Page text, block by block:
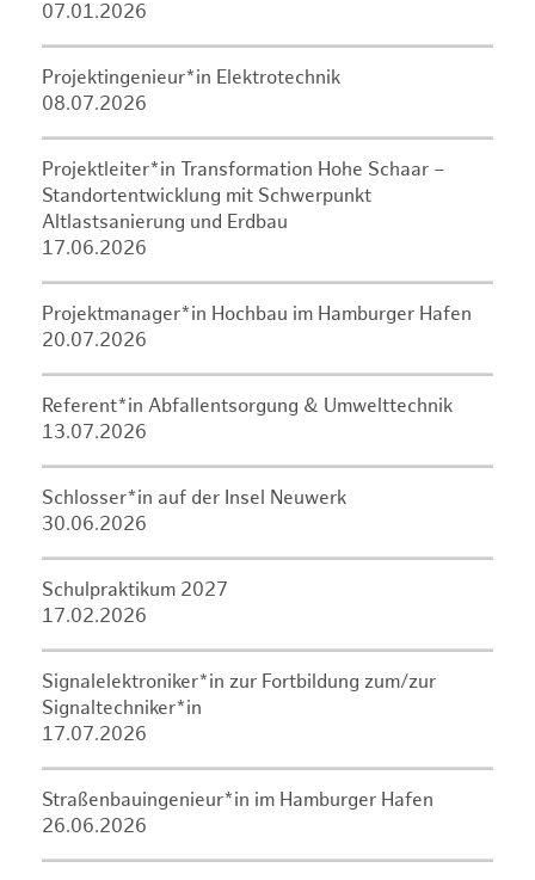
07.01.2026
Projektingenieur*in Elektrotechnik
08.07.2026
Projektleiter*in Transformation Hohe Schaar –
Standortentwicklung mit Schwerpunkt
Altlastsanierung und Erdbau
17.06.2026
Projektmanager*in Hochbau im Hamburger Hafen
20.07.2026
Referent*in Abfallentsorgung & Umwelttechnik
13.07.2026
Schlosser*in auf der Insel Neuwerk
30.06.2026
Schulpraktikum 2027
17.02.2026
Signalelektroniker*in zur Fortbildung zum/zur
Signaltechniker*in
17.07.2026
Straßenbauingenieur*in im Hamburger Hafen
26.06.2026